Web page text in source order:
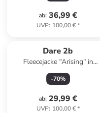
ab: 36,99 €
UVP: 100,00 €*
Dare 2b
Fleecejacke "Arising" in
Schwarz
-70%
ab: 29,99 €
UVP: 100,00 €*